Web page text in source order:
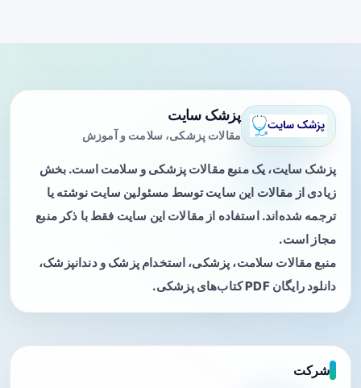
پزشک سایت
مقالات پزشکی، سلامت و آموزش
پزشک سایت، یک منبع مقالات پزشکی و سلامت است. بخش
زیادی از مقالات این سایت توسط مسئولین سایت نوشته یا
ترجمه شده‌اند. استفاده از مقالات این سایت فقط با ذکر منبع
مجاز است.
منبع مقالات سلامت، پزشکی، استخدام پزشک و دندانپزشک،
دانلود رایگان PDF کتاب‌های پزشکی.
شرکت